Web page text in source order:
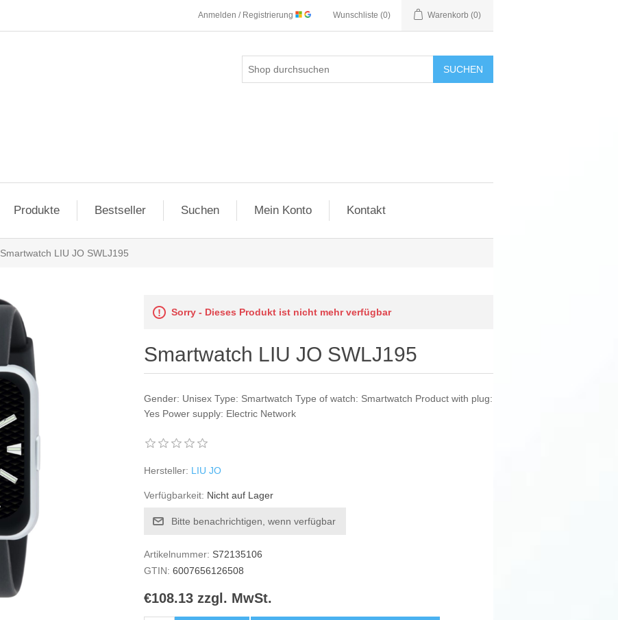
Anmelden / Registrierung Wunschliste (0) Warenkorb (0)
SUCHEN
Produkte Bestseller Suchen Mein Konto Kontakt
Smartwatch LIU JO SWLJ195
Sorry - Dieses Produkt ist nicht mehr verfügbar
Smartwatch LIU JO SWLJ195
Gender: Unisex Type: Smartwatch Type of watch: Smartwatch Product with plug:
Yes Power supply: Electric Network
Hersteller: LIU JO
Verfügbarkeit: Nicht auf Lager
Bitte benachrichtigen, wenn verfügbar
Artikelnummer: S72135106
GTIN: 6007656126508
€108.13 zzgl. MwSt.